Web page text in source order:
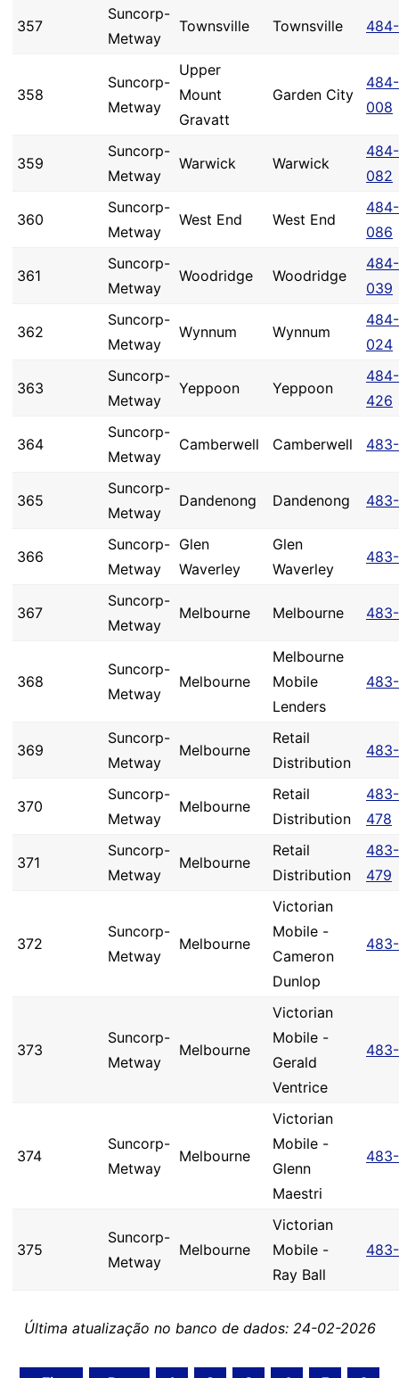
357
Suncorp-
Metway
Townsville Townsville
358
Suncorp-
Metway
Upper
Mount
Gravatt
Garden City
484-
008
359
Suncorp-
Metway
Warwick Warwick
484-
082
360
Suncorp-
Metway
West End West End
484-
086
361
Suncorp-
Metway
Woodridge Woodridge
484-
039
362
Suncorp-
Metway
Wynnum Wynnum
484-
024
363
Suncorp-
Metway
Yeppoon Yeppoon
484-
426
364
Suncorp-
Metway
Camberwell Camberwell
365
Suncorp-
Metway
Dandenong Dandenong
366
Suncorp-
Metway
Glen
Waverley
Glen
Waverley
483-
367
Suncorp-
Metway
Melbourne Melbourne
368
Suncorp-
Metway
Melbourne
Melbourne
Mobile
Lenders
369
Suncorp-
Metway
Melbourne
Retail
Distribution
370
Suncorp-
Metway
Melbourne
Retail
Distribution
483-
478
371
Suncorp-
Metway
Melbourne
Retail
Distribution
483-
479
372
Suncorp-
Metway
Melbourne
Victorian
Mobile -
Cameron
Dunlop
373
Suncorp-
Metway
Melbourne
Victorian
Mobile -
Gerald
Ventrice
374
Suncorp-
Metway
Melbourne
Victorian
Mobile -
Glenn
Maestri
375
Suncorp-
Metway
Melbourne
Victorian
Mobile -
Ray Ball
Última atualização no banco de dados: 24-02-2026